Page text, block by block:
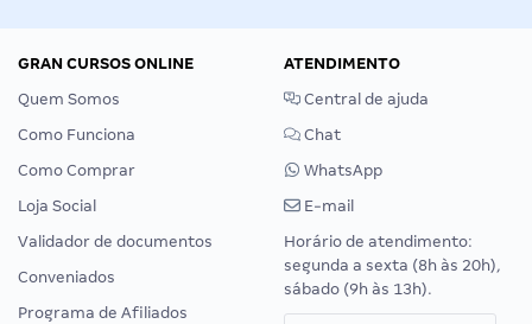
GRAN CURSOS ONLINE
Quem Somos
Como Funciona
Como Comprar
Loja Social
Validador de documentos
Conveniados
Programa de Afiliados
ATENDIMENTO
Central de ajuda
Chat
WhatsApp
E-mail
Horário de atendimento:
segunda a sexta (8h às 20h),
sábado (9h às 13h).